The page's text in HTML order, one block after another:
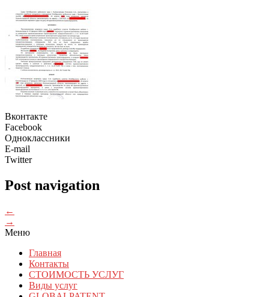
Вконтакте
Facebook
Одноклассники
E-mail
Twitter
Post navigation
←
→
Меню
Главная
Контакты
СТОИМОСТЬ УСЛУГ
Виды услуг